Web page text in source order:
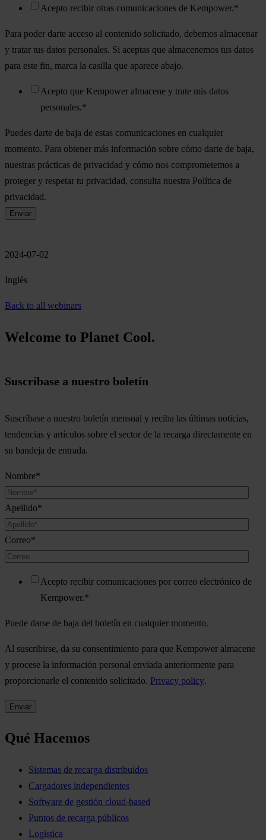
Acepto recibir otras comunicaciones de Kempower.*
Para poder darte acceso al contenido solicitado, debemos almacenar
y tratar tus datos personales. Si aceptas que almacenemos tus datos
para este fin, marca la casilla que aparece abajo.
Acepto que Kempower almacene y trate mis datos
personales.*
Puedes darte de baja de estas comunicaciones en cualquier
momento. Para obtener más información sobre cómo darte de baja,
nuestras prácticas de privacidad y cómo nos comprometemos a
proteger y respetar tu privacidad, consulta nuestra Política de
privacidad.
2024-07-02
Inglés
Back to all webinars
Welcome to Planet Cool.
Suscríbase a nuestro boletín
Suscríbase a nuestro boletín mensual y reciba las últimas noticias,
tendencias y artículos sobre el sector de la recarga directamente en
su bandeja de entrada.
Nombre*
Apellido*
Correo*
Acepto recibir comunicaciones por correo electrónico de
Kempower.*
Puede darse de baja del boletín en cualquier momento.
Al suscribirse, da su consentimiento para que Kempower almacene
y procese la información personal enviada anteriormente para
proporcionarle el contenido solicitado. Privacy policy.
Qué Hacemos
Sistemas de recarga distribuidos
Cargadores independientes
Software de gestión cloud-based
Puntos de recarga públicos
Logística